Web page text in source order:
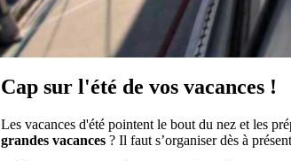
Cap sur l'été de vos vacances !
Les vacances d'été pointent le bout du nez et les
grandes vacances ? Il faut s’organiser dès à